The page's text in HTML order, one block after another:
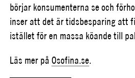
börjar konsumenterna se och
inser att det är tidsbesparing att
istället för en massa köande till
Läs mer på Osofina.se.